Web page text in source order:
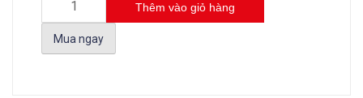
Thêm vào giỏ hàng
Mua ngay